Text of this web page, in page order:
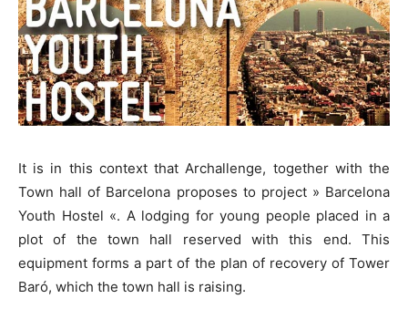
It is in this context that Archallenge, together with the
Town hall of Barcelona proposes to project » Barcelona
Youth Hostel «. A lodging for young people placed in a
plot of the town hall reserved with this end. This
equipment forms a part of the plan of recovery of Tower
Baró, which the town hall is raising.